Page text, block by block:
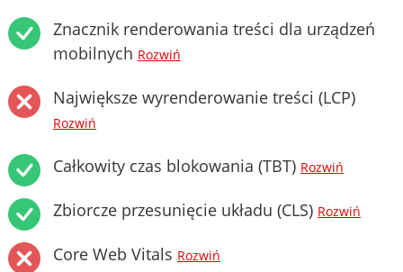
Znacznik renderowania treści dla urządzeń
mobilnych Rozwiń
Największe wyrenderowanie treści (LCP)
Rozwiń
Całkowity czas blokowania (TBT) Rozwiń
Zbiorcze przesunięcie układu (CLS) Rozwiń
Core Web Vitals Rozwiń